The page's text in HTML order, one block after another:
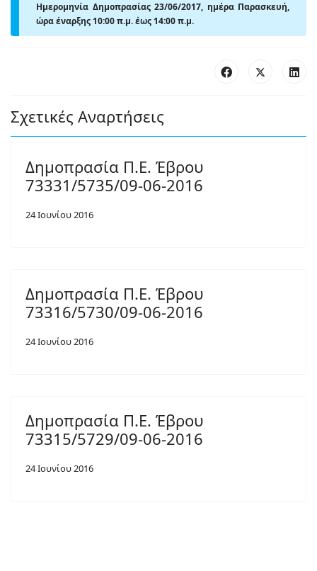
Ημερομηνία Δημοπρασίας 23/06/2017, ημέρα Παρασκευή,
ώρα έναρξης 10:00 π.μ. έως 14:00 π.μ.
Σχετικές Αναρτήσεις
Δημοπρασία Π.Ε. Έβρου
73331/5735/09-06-2016
24 Ιουνίου 2016
Δημοπρασία Π.Ε. Έβρου
73316/5730/09-06-2016
24 Ιουνίου 2016
Δημοπρασία Π.Ε. Έβρου
73315/5729/09-06-2016
24 Ιουνίου 2016